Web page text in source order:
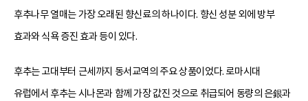
후추나무 열매는 가장 오래된 향신료의 하나이다. 향신 성분 외에 방부
효과와 식욕 증진 효과 등이 있다.
후추는 고대부터 근세까지 동서교역의 주요 상품이었다. 로마시대
유럽에서 후추는 시나몬과 함께 가장 값진 것으로 취급되어 동량의 은銀과